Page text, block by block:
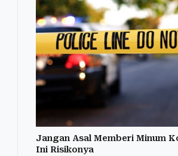
Jangan Asal Memberi Minum
Ini Risikonya